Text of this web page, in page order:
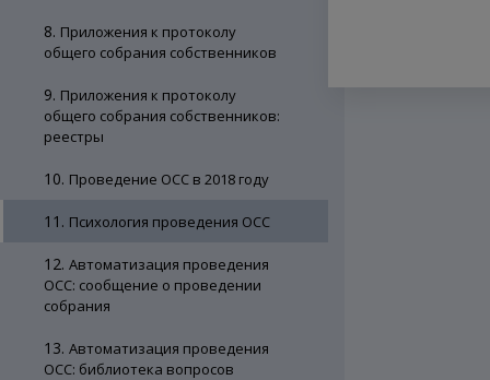
8. Приложения к протоколу
общего собрания собственников
9. Приложения к протоколу
общего собрания собственников:
реестры
10. Проведение ОСС в 2018 году
11. Психология проведения ОСС
12. Автоматизация проведения
ОСС: сообщение о проведении
собрания
13. Автоматизация проведения
ОСС: библиотека вопросов